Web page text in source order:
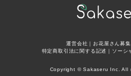
運営会社 ｜ お花屋さん募集
特定商取引法に関する記述 ｜ ソーシ
Copyright © Sakaseru Inc. All